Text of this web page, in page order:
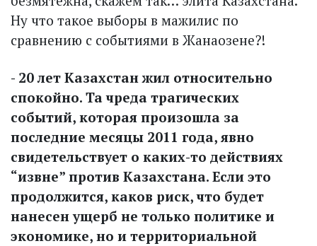
Ну что такое выборы в мажилис по
сравнению с событиями в Жанаозене?!
- 20 лет Казахстан жил относительно
спокойно. Та чреда трагических
событий, которая произошла за
последние месяцы 2011 года, явно
свидетельствует о каких-то действиях
“извне” против Казахстана. Если это
продолжится, каков риск, что будет
нанесен ущерб не только политике и
экономике, но и территориальной